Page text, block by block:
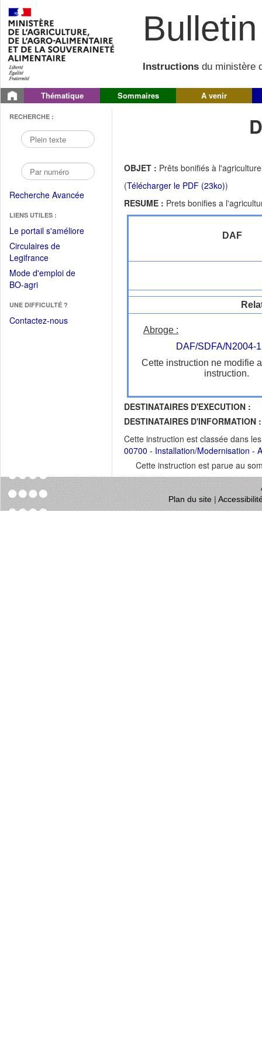
Instructions du ministère
Thématique Sommaires A venir
RECHERCHE :
Recherche Avancée
LIENS UTILES :
Le portail s'améliore(Fichier
Circulaires de
Legifrance(Ouvrir
dans
une
fenêtre)
Mode d'emploi de
BO-agri(Ouvrir
une
nouvelle
UNE DIFFICULTÉ ?
Contactez-nous
OBJET : Prêts bonifiés à
(Télécharger le PDF (23ko))
RESUME : Prets bonifies a
DAF
Abroge :
DAF/SDFA/N2004-
Cette instruction ne modifie
instruction.
DESTINATAIRES D'EXECUTION :
DESTINATAIRES D'INFORMATION :
Cette instruction est classée dans
00700 - Installation/Modernisation -
Cette instruction est parue au
Plan du site|